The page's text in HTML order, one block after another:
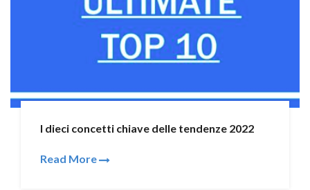
I dieci concetti chiave delle tendenze 2022
Read More